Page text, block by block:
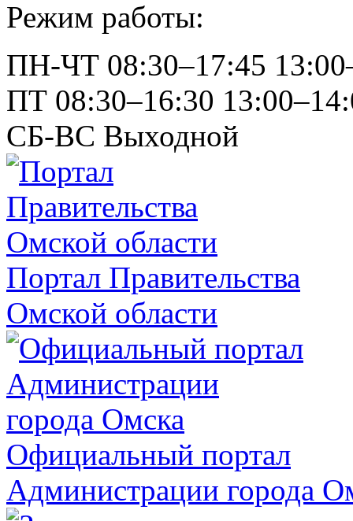
Режим работы:
ПН-ЧТ 08:30–17:45
ПТ 08:30–16:30
СБ-ВС Выходной
Портал Правительства
Омской области
Официальный портал
Администрации города